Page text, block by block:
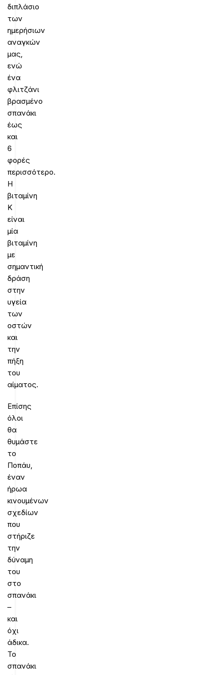
διπλάσιο
των
ημερήσιων
αναγκών
μας,
ενώ
ένα
φλιτζάνι
βρασμένο
σπανάκι
έως
και
6
φορές
περισσότερο.
Η
βιταμίνη
Κ
είναι
μία
βιταμίνη
με
σημαντική
δράση
στην
υγεία
των
οστών
και
την
πήξη
του
αίματος.
Επίσης
όλοι
θα
θυμάστε
το
Ποπάυ,
έναν
ήρωα
κινουμένων
σχεδίων
που
στήριζε
την
δύναμη
του
στο
σπανάκι
–
και
όχι
άδικα.
Το
σπανάκι